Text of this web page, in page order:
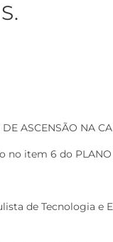
ASCENSÃO NA
item 6 do PLANO
de Tecnologia e